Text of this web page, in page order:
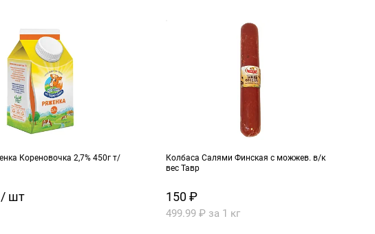
Кореновочка 2,7% 450г т/
/ шт
Колбаса Салями Финская с можжев. в/к
вес Тавр
150 ₽
499.99 ₽ за 1 кг